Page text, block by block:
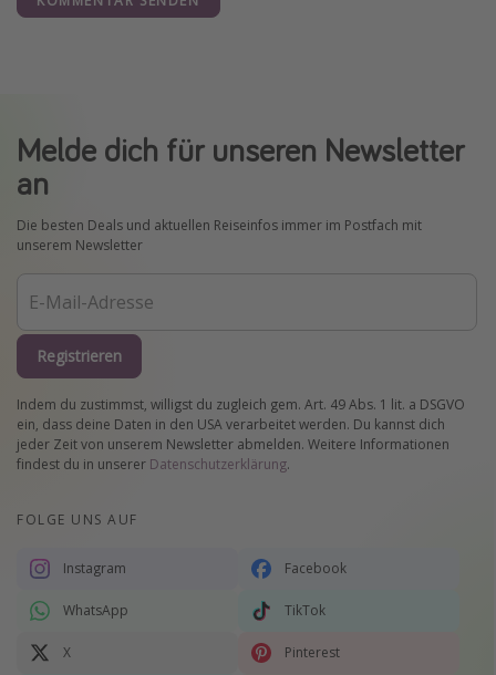
Melde dich für unseren Newsletter
an
Die besten Deals und aktuellen Reiseinfos immer im Postfach mit
unserem Newsletter
Registrieren
Indem du zustimmst, willigst du zugleich gem. Art. 49 Abs. 1 lit. a DSGVO
ein, dass deine Daten in den USA verarbeitet werden. Du kannst dich
jeder Zeit von unserem Newsletter abmelden. Weitere Informationen
findest du in unserer Datenschutzerklärung.
FOLGE UNS AUF
Instagram Facebook
WhatsApp TikTok
X Pinterest